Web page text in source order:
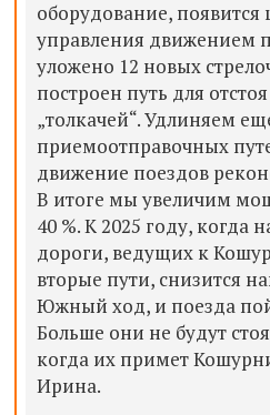
оборудование,
управления движением
уложено 12 новых
построен путь для
„толкачей“.Удлиняем
приемоотправочных
движение поездов
В итоге мы увеличим
40 %. К 2025 году, когда
дороги, ведущих к
вторые пути, снизится
Южный ход, и поезда
Больше они не будут
когда их примет
Ирина.